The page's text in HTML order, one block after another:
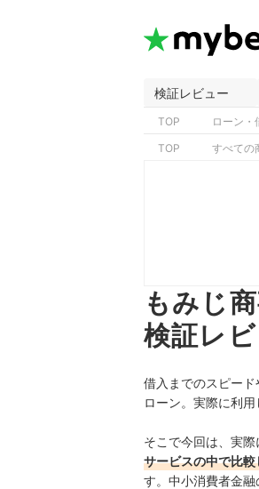
検証レビュー
TOP ローン・
TOP すべての
もみじ
検証レ
借入までのスピー
ローン。実際に利
そこで今回は、実
サービスの中で比
す。中小消費者金